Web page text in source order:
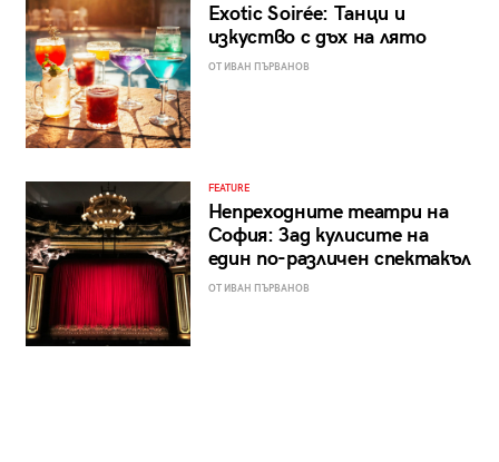
Exotic Soirée: Танци и
изкуство с дъх на лято
ОТ ИВАН ПЪРВАНОВ
FEATURE
Непреходните театри на
София: Зад кулисите на
един по-различен спектакъл
ОТ ИВАН ПЪРВАНОВ